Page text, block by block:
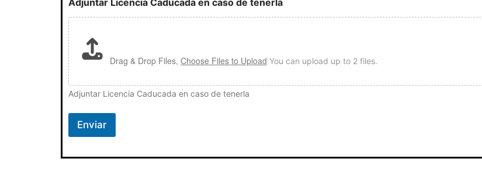
Adjuntar Licencia Caducada en caso de tenerla
Drag & Drop Files, Choose Files to Upload You can upload up to 2 files.
Adjuntar Licencia Caducada en caso de tenerla
Enviar